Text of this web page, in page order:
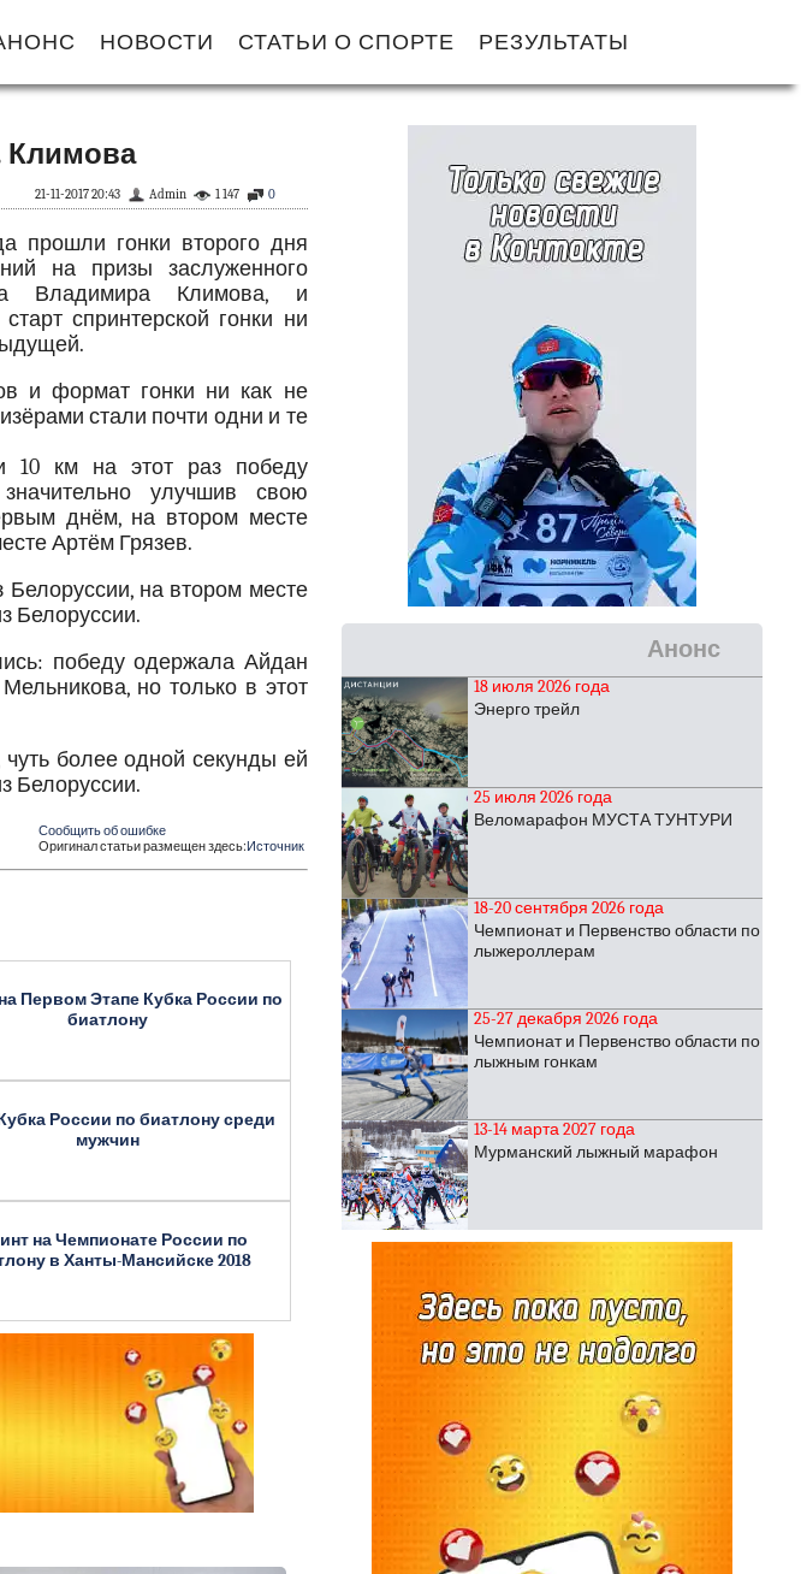
НОВОСТИ СТАТЬИ О СПОРТЕ РЕЗУЛЬТАТЫ
Климова
0
1 147
Admin
21-11-2017 20:43
прошли гонки второго дня
на призы заслуженного
Владимира Климова, и
спринтерской гонки ни
и формат гонки ни как не
стали почти одни и те
10 км на этот раз победу
улучшив свою
днём, на втором месте
Артём Грязев.
на втором месте
Белоруссии.
победу одержала Айдан
но только в этот
более одной секунды ей
Белоруссии.
Сообщить об ошибке
Оригинал статьи размещен здесь:Источник
Первом Этапе Кубка России по
биатлону
России по биатлону среди
мужчин
на Чемпионате России по
в Ханты-Мансийске 2018
Анонс
18 июля 2026 года
Энерго трейл
25 июля 2026 года
Веломарафон МУСТА ТУНТУРИ
18-20 сентября 2026 года
Чемпионат и Первенство области по
лыжероллерам
25-27 декабря 2026 года
Чемпионат и Первенство области по
лыжным гонкам
13-14 марта 2027 года
Мурманский лыжный марафон